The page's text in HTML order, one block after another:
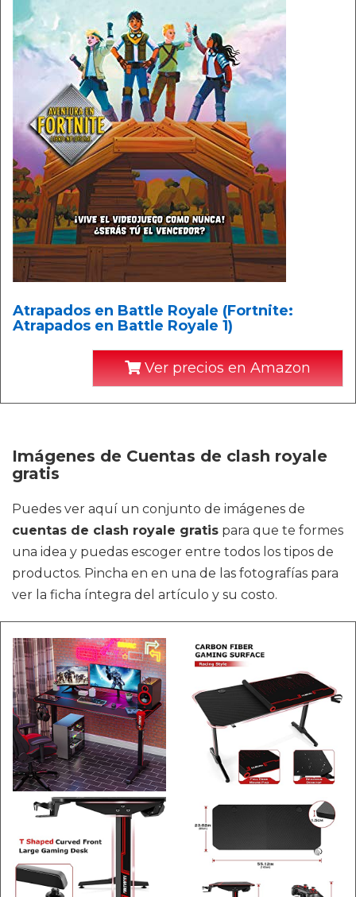
Atrapados en Battle Royale (Fortnite:
Atrapados en Battle Royale 1)
Ver precios en Amazon
Imágenes de Cuentas de clash royale
gratis
Puedes ver aquí un conjunto de imágenes de
cuentas de clash royale gratis para que te formes
una idea y puedas escoger entre todos los tipos de
productos. Pincha en en una de las fotografías para
ver la ficha íntegra del artículo y su costo.